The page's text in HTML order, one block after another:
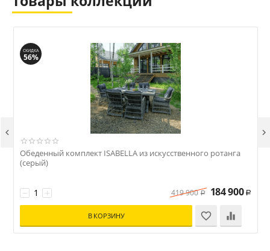
СКИДКА
56%
Обеденный комплект ISABELLA из искусственного ротанга
(серый)
+
− 419 900 Р 184 900 Р
В КОРЗИНУ
 